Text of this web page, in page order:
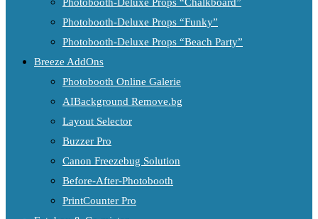
Photobooth-Deluxe Props “Funky”
Photobooth-Deluxe Props “Beach Party”
Breeze AddOns
Photobooth Online Galerie
AIBackground Remove.bg
Layout Selector
Buzzer Pro
Canon Freezebug Solution
Before-After-Photobooth
PrintCounter Pro